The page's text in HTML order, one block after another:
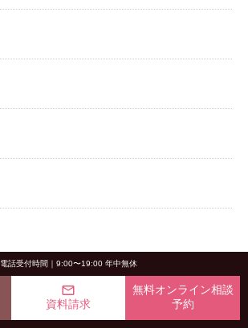
電話受付時間｜9:00〜19:00 年中無休
mail_outline
資料請求
無料オンライン相談
予約